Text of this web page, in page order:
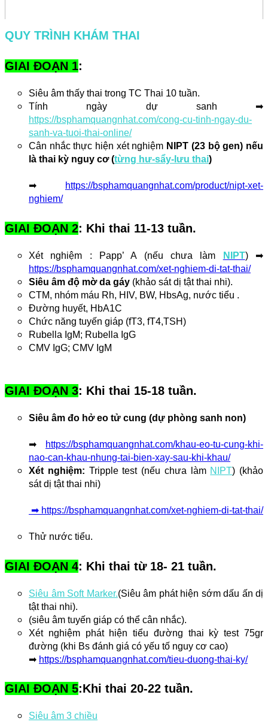
QUY TRÌNH KHÁM THAI
GIAI ĐOẠN 1:
Siêu âm thấy thai trong TC Thai 10 tuần.
https://bsphamquangnhat.com/cong-cu-tinh-ngay-du-
sanh-va-tuoi-thai-online/
Cân nhắc thực hiện xét nghiệm NIPT (23 bộ gen) nếu
là thai kỳ nguy cơ (từng hư-sẩy-lưu thai)
➡
https://bsphamquangnhat.com/product/nipt-xet-
nghiem/
GIAI ĐOẠN 2: Khi thai 11-13 tuần.
Xét nghiệm : Papp’ A (nếu chưa làm NIPT
https://bsphamquangnhat.com/xet-nghiem-di-tat-thai/
Siêu âm độ mờ da gáy (khảo sát dị tật thai nhi).
CTM, nhóm máu Rh, HIV, BW, HbsAg, nước tiểu .
Đường huyết, HbA1C
Chức năng tuyến giáp (fT3, fT4,TSH)
Rubella IgM; Rubella IgG
CMV IgG; CMV IgM
GIAI ĐOẠN 3: Khi thai 15-18 tuần.
Siêu âm đo hở eo tử cung (dự phòng sanh non)
➡
https://bsphamquangnhat.com/khau-eo-tu-cung-khi-
nao-can-khau-nhung-tai-bien-xay-sau-khi-khau/
Xét nghiệm: Tripple test (nếu chưa làm NIPT) (khảo
sát dị tật thai nhi)
➡ https://bsphamquangnhat.com/xet-nghiem-di-tat-thai/
Thử nước tiểu.
GIAI ĐOẠN 4: Khi thai từ 18- 21 tuần.
Siêu âm Soft Marker.(Siêu âm phát hiện sớm dấu ấn dị
tật thai nhi).
(siêu âm tuyến giáp có thể cân nhắc).
Xét nghiệm phát hiện tiểu đường thai kỳ test 75gr
đường (khi Bs đánh giá có yếu tố nguy cơ cao)
➡ https://bsphamquangnhat.com/tieu-duong-thai-ky/
GIAI ĐOẠN 5:Khi thai 20-22 tuần.
Siêu âm 3 chiều